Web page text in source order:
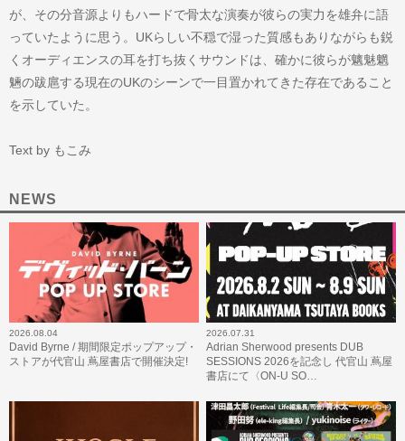
が、その分音源よりもハードで骨太な演奏が彼らの実力を雄弁に語
っていたように思う。UKらしい不穏で湿った質感もありながらも鋭
くオーディエンスの耳を打ち抜くサウンドは、確かに彼らが魑魅魍
魎の跋扈する現在のUKのシーンで一目置かれてきた存在であること
を示していた。
Text by もこみ
NEWS
2026.08.04
David Byrne / 期間限定ポップアップ・
ストアが代官山 蔦屋書店で開催決定!
2026.07.31
Adrian Sherwood presents DUB
SESSIONS 2026を記念し 代官山 蔦屋
書店にて〈ON-U SO…